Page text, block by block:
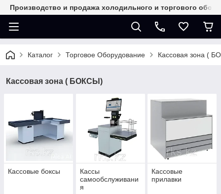
Производство и продажа холодильного и торгового
Каталог Торговое Оборудование Кассовая зона (
Кассовая зона ( БОКСЫ)
Кассовые боксы
Кассы
самообслуживани
я
Кассовые
прилавки